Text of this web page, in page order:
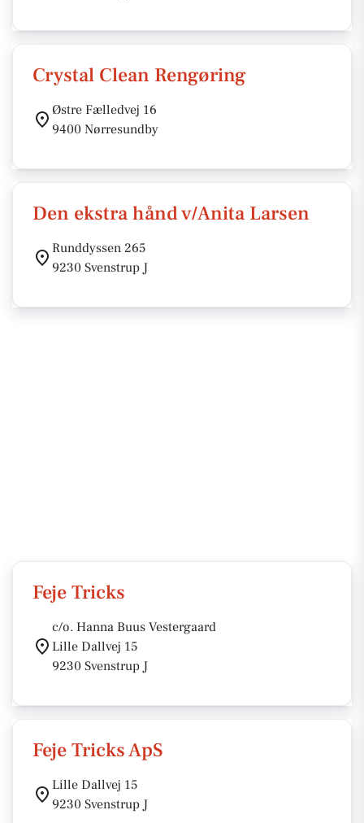
Crystal Clean Rengøring
Østre Fælledvej 16
9400 Nørresundby
Den ekstra hånd v/Anita Larsen
Runddyssen 265
9230 Svenstrup J
Feje Tricks
c/o. Hanna Buus Vestergaard
Lille Dallvej 15
9230 Svenstrup J
Feje Tricks ApS
Lille Dallvej 15
9230 Svenstrup J